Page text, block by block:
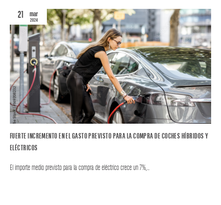
21 mar
2024
FUERTE INCREMENTO EN EL GASTO PREVISTO PARA LA COMPRA DE COCHES HÍBRIDOS Y
ELÉCTRICOS
El importe medio previsto para la compra de eléctrico crece un 7%,…